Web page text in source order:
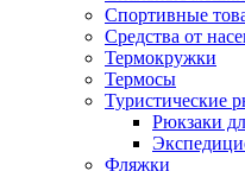
Спортивные
Средства от
Термокружки
Термосы
Туристические
Рюкзаки
Фляжки